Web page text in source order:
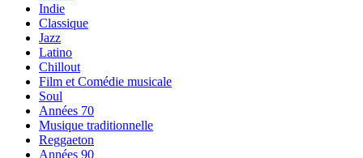
Indie
Classique
Jazz
Latino
Chillout
Film et Comédie musicale
Soul
Années 70
Musique traditionnelle
Reggaeton
Années 90